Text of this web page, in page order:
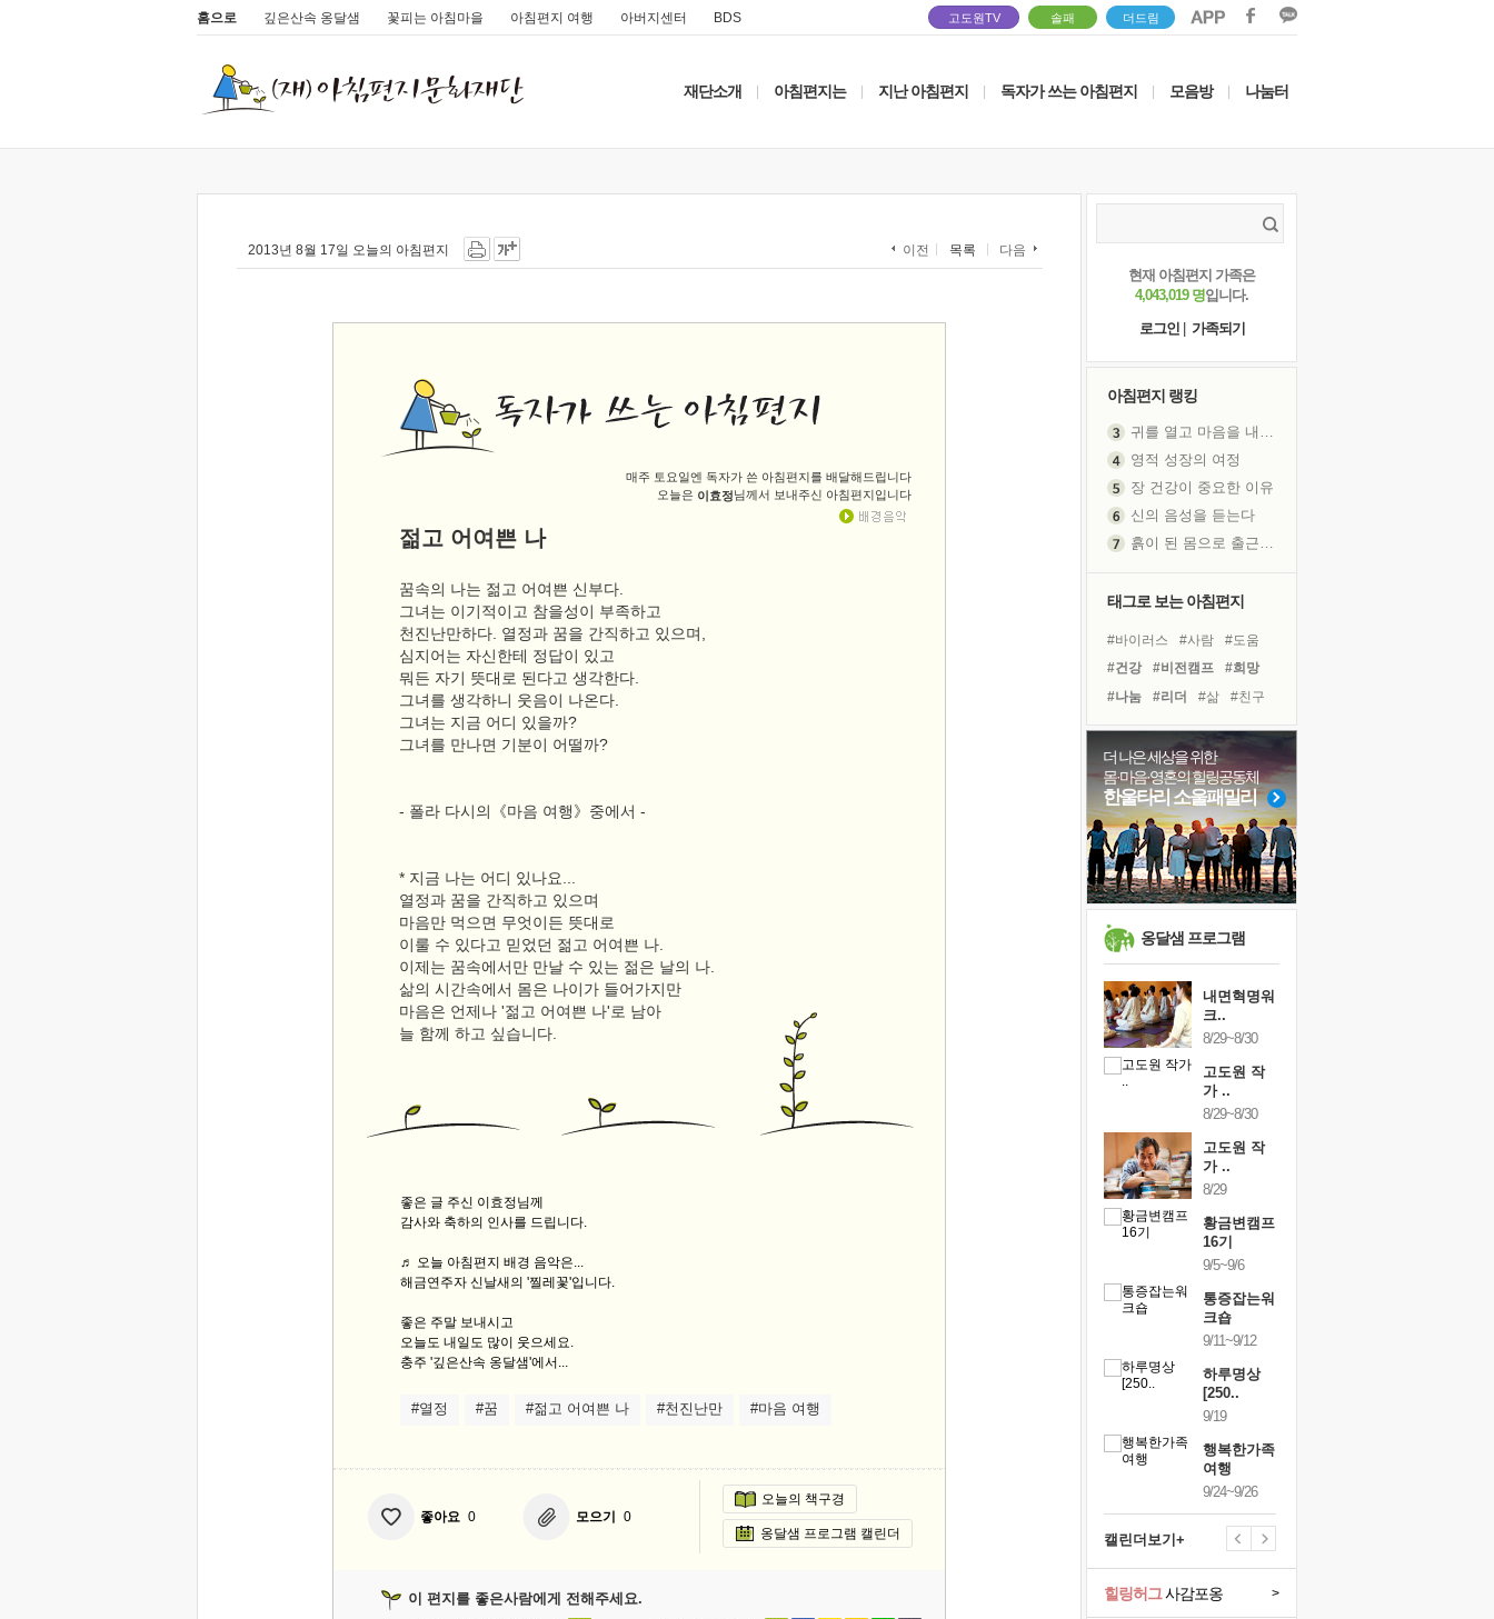
홈으로 깊은산속 옹달샘 꽃피는 아침마을 아침편지 여행 아버지센터 BDS 고도원TV 솔패 더드림
재단소개 아침편지는 지난 아침편지 독자가 쓰는 아침편지 모음방 나눔터
2013년 8월 17일 오늘의 아침편지 이전 목록 다음
매주 토요일엔 독자가 쓴 아침편지를 배달해드립니다
오늘은 이효정님께서 보내주신 아침편지입니다
젊고 어여쁜 나
꿈속의 나는 젊고 어여쁜 신부다.
그녀는 이기적이고 참을성이 부족하고
천진난만하다. 열정과 꿈을 간직하고 있으며,
심지어는 자신한테 정답이 있고
뭐든 자기 뜻대로 된다고 생각한다.
그녀를 생각하니 웃음이 나온다.
그녀는 지금 어디 있을까?
그녀를 만나면 기분이 어떨까?
- 폴라 다시의《마음 여행》중에서 -
* 지금 나는 어디 있나요...
열정과 꿈을 간직하고 있으며
마음만 먹으면 무엇이든 뜻대로
이룰 수 있다고 믿었던 젊고 어여쁜 나.
이제는 꿈속에서만 만날 수 있는 젊은 날의 나.
삶의 시간속에서 몸은 나이가 들어가지만
마음은 언제나 '젊고 어여쁜 나'로 남아
늘 함께 하고 싶습니다.
좋은 글 주신 이효정님께
감사와 축하의 인사를 드립니다.
♬ 오늘 아침편지 배경 음악은...
해금연주자 신날새의 '찔레꽃'입니다.
좋은 주말 보내시고
오늘도 내일도 많이 웃으세요.
충주 '깊은산속 옹달샘'에서...
#열정 #꿈 #젊고 어여쁜 나 #천진난만 #마음 여행
좋아요 0 모으기 0
오늘의 책구경
옹달샘 프로그램 캘린더
이 편지를 좋은사람에게 전해주세요.
현재 아침편지 가족은
4,043,019 명입니다.
로그인
가족되기
아침편지 랭킹
영적 성장의 여정
장 건강이 중요한 이유
신의 음성을 듣는다
극과 극의 양 끝단
아픈 아버지를 위한 공간 설계
슬럼프
보고 싶은 어머니
유년 시절의 부산 영도 바다
못된 꼰대들
희망이란
'모른다'는 것
귀를 열고 마음을 내어주고
태그로 보는 아침편지
#바이러스 #사람
#도움
#건강
#비전캠프
#희망
#나눔
#리더 #삶
#친구
#면역력
#아이들
#독서캠프
#유튜브
#다짐
#명상
#힐링
#계획
#독서
#링컨학교
#경험
더 나은 세상을 위한
몸·마음·영혼의 힐링공동체
한울타리 소울패밀리
옹달샘 프로그램
내면혁명워
크..
8/29~8/30
고도원 작
가 ..
8/29~8/30
고도원 작
가 ..
8/29
황금변캠프
16기
9/5~9/6
통증잡는워
크숍
9/11~9/12
하루명상
[250..
9/19
행복한가족
여행
9/24~9/26
캘린더보기+
힐링허그사감포옹 >